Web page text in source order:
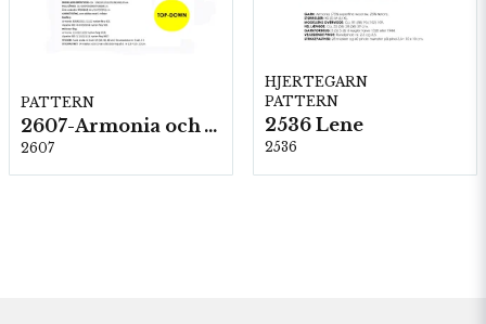
PATTERN
2607-Armonia och Alpaca 400
2607
HJERTEGARN
PATTERN
2536 Lene
2536